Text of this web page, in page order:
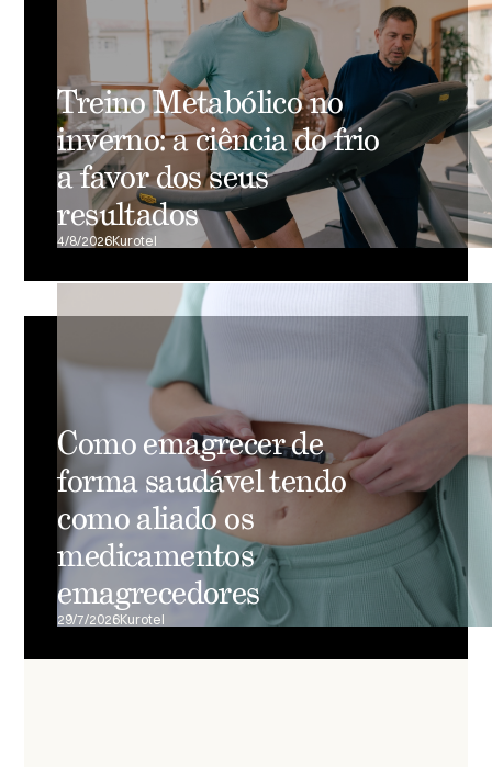
Treino Metabólico no
inverno: a ciência do frio
a favor dos seus
resultados
4/8/2026Kurotel
Como emagrecer de
forma saudável tendo
como aliado os
medicamentos
emagrecedores
29/7/2026Kurotel